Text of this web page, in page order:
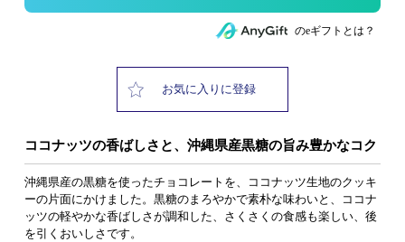
のeギフトとは？
お気に入りに登録
ココナッツの香ばしさと、沖縄県産黒糖の旨み豊かなコク
沖縄県産の黒糖を使ったチョコレートを、ココナッツ生地のクッキ
ーの片面にかけました。黒糖のまろやかで素朴な味わいと、ココナ
ッツの軽やかな香ばしさが調和した、さくさくの食感も楽しい、後
を引くおいしさです。